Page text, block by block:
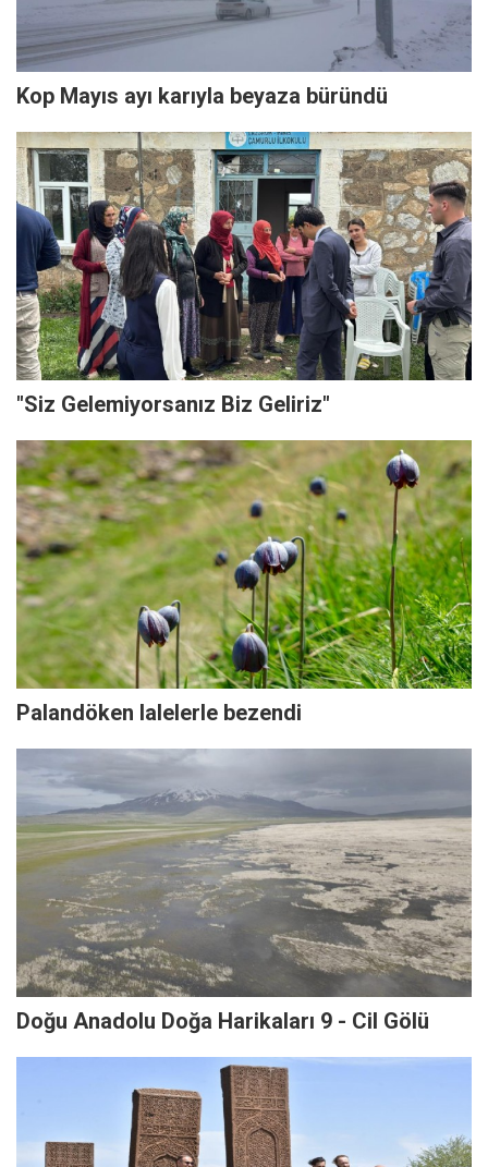
Kop Mayıs ayı karıyla beyaza büründü
"Siz Gelemiyorsanız Biz Geliriz"
Palandöken lalelerle bezendi
Doğu Anadolu Doğa Harikaları 9 - Cil Gölü